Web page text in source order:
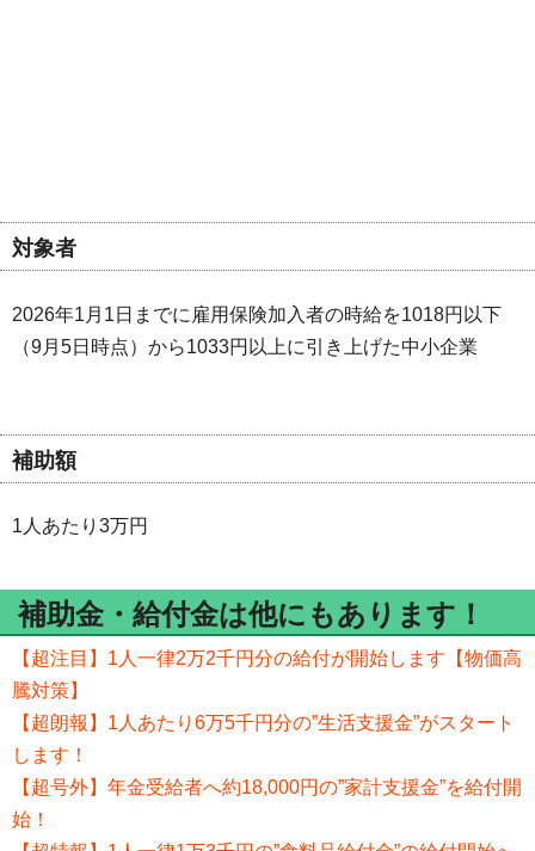
対象者
2026年1月1日までに雇用保険加入者の時給を1018円以下
（9月5日時点）から1033円以上に引き上げた中小企業
補助額
1人あたり3万円
補助金・給付金は他にもあります！
【超注目】1人一律2万2千円分の給付が開始します【物価高
騰対策】
【超朗報】1人あたり6万5千円分の”生活支援金”がスタート
します！
【超号外】年金受給者へ約18,000円の”家計支援金”を給付開
始！